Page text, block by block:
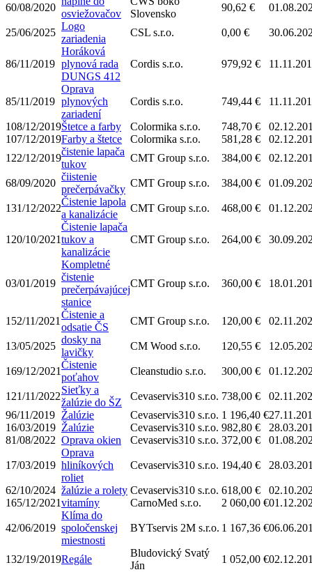
60/08/2020
osviežovačov
Slovensko
90,62 €
25/06/2025
Logo
zariadenia
CSL s.r.o. 0,00 €
86/11/2019
Horáková
plynová rada
DUNGS 412
Cordis s.r.o. 979,92 €
85/11/2019
Oprava
plynových
zariadení
Cordis s.r.o. 749,44 €
108/12/2019Štetce a farby Colormika s.r.o. 748,70 €
107/12/2019Farby a štetce Colormika s.r.o. 581,28 €
122/12/2019
čistenie lapača
tukov
CMT Group s.r.o. 384,00 €
68/09/2020
čiistenie
prečerpávačky
CMT Group s.r.o. 384,00 €
131/12/2022
Čistenie lapola
a kanalizácie
CMT Group s.r.o. 468,00 €
120/10/2021
Čistenie lapača
tukov a
kanalizácie
CMT Group s.r.o. 264,00 €
03/01/2019
Kompletné
čistenie
prečerpávajúcej
stanice
CMT Group s.r.o. 360,00 €
152/11/2021
Čistenie a
odsatie ČS
CMT Group s.r.o. 120,00 €
13/05/2025
dosky na
lavičky
CM Wood s.r.o. 120,55 €
169/12/2021
Čistenie
poťahov
Cleanstudio s.r.o. 300,00 €
121/11/2022
Sieťky a
žalúzie do ŠZ
Cevaservis310 s.r.o. 738,00 €
96/11/2019 Žalúzie Cevaservis310 s.r.o. 1 196,40 €
16/03/2019 Žalúzie Cevaservis310 s.r.o. 982,80 €
81/08/2022 Oprava okien Cevaservis310 s.r.o. 372,00 €
17/03/2019
Oprava
hliníkových
roliet
Cevaservis310 s.r.o. 194,40 €
62/10/2024 žalúzie a rolety Cevaservis310 s.r.o. 618,00 €
165/12/2021vitamíny CarnoMed s.r.o. 2 060,00 €
42/06/2019
Klíma do
spoločenskej
miestnosti
BYTservis 2M s.r.o. 1 167,36 €
132/19/2019Regále
Bludovický Svatý
Ján
1 052,00 €